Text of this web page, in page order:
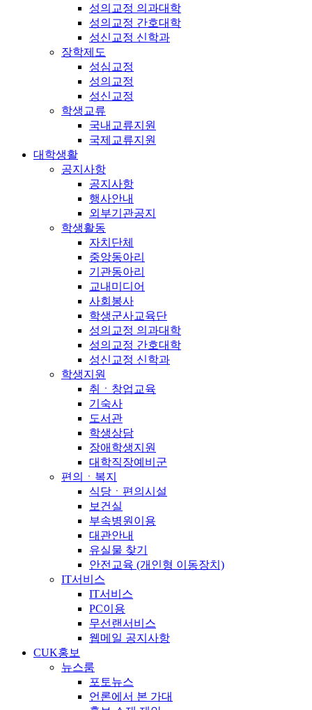
성의교정 의과대학
성의교정 간호대학
성신교정 신학과
장학제도
성심교정
성의교정
성신교정
학생교류
국내교류지원
국제교류지원
대학생활
공지사항
공지사항
행사안내
외부기관공지
학생활동
자치단체
중앙동아리
기관동아리
교내미디어
사회봉사
학생군사교육단
성의교정 의과대학
성의교정 간호대학
성신교정 신학과
학생지원
취ㆍ창업교육
기숙사
도서관
학생상담
장애학생지원
대학직장예비군
편의ㆍ복지
식당ㆍ편의시설
보건실
부속병원이용
대관안내
유실물 찾기
안전교육 (개인형 이동장치)
IT서비스
IT서비스
PC이용
무선랜서비스
웹메일 공지사항
CUK홍보
뉴스룸
포토뉴스
언론에서 본 가대